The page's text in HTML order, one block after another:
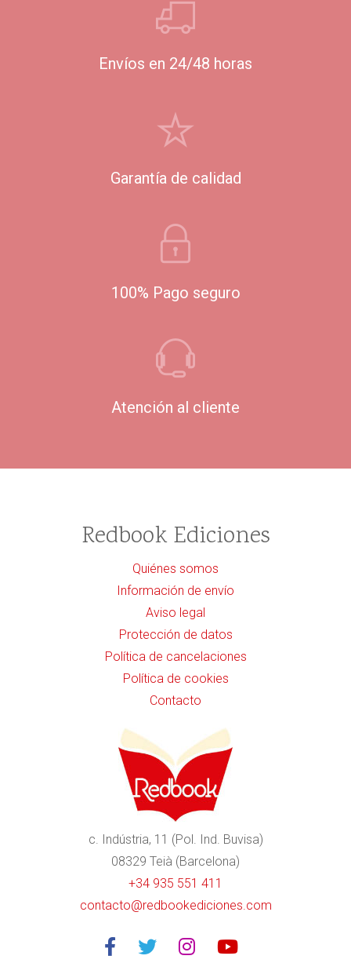
Envíos en 24/48 horas
Garantía de calidad
100% Pago seguro
Atención al cliente
Redbook Ediciones
Quiénes somos
Información de envío
Aviso legal
Protección de datos
Política de cancelaciones
Política de cookies
Contacto
c. Indústria, 11 (Pol. Ind. Buvisa)
08329 Teià (Barcelona)
+34 935 551 411
contacto@redbookediciones.com